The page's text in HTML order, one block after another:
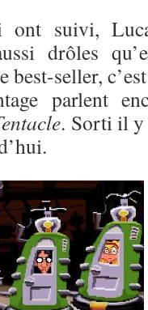
ont suivi,
drôles
best-seller,
parlent
. Sorti il y